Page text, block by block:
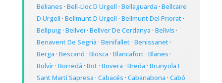
Belianes · Bell-Lloc D Urgell · Bellaguarda · Bellcaire
D Urgell · Bellmunt D Urgell · Bellmunt Del Priorat·
Bellpuig· Bellvei · Bellver De Cerdanya · Bellvís ·
Benavent De Segrià · Benifallet· Benissanet·
Berga · Bescanó · Biosca · Blancafort· Blanes ·
Bolvir· Borredà · Bot· Bovera · Breda · Brunyola I
Sant Martí Sapresa · Cabacés · Cabanabona · Cabó